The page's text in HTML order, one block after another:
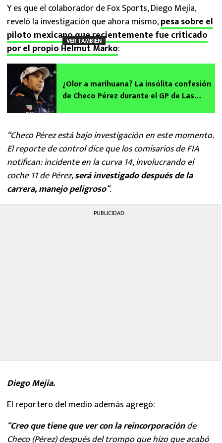
Y es que el colaborador de Fox Sports, Diego Mejía,
reveló la investigación que ahora mismo,pesa sobre el
piloto mexicano que recientemente fue criticado
por el propio Helmut Marko:
VER TAMBIÉN
¿Olor a marihuana? La insólita confesión
de Checo Pérez durante el GP de Las
“Checo Pérez está bajo investigación en este momento.
El reporte de control dice que los comisarios de FIA
notifican: incidente en la curva 14, involucrando el
coche 11 de Pérez,será investigado después de la
carrera, manejo peligroso“.
PUBLICIDAD
Diego Mejía.
El reportero del medio además agregó:
“Creo que tiene que ver con la reincorporaciónde
Checo (Pérez) después del trompo que hizo que acabó